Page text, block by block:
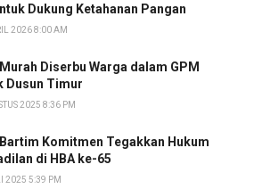
Dukung Ketahanan Pangan
2026 8:00 AM
Diserbu Warga dalam GPM
Dusun Timur
2025 8:36 PM
Komitmen Tegakkan Hukum
di HBA ke-65
2025 5:39 PM